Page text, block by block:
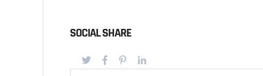
SOCIAL SHARE